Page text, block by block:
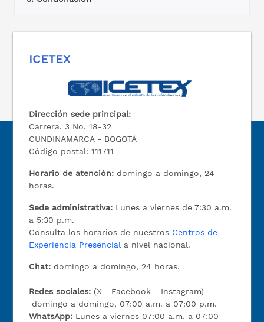
ICETEX
Dirección sede principal:
Carrera. 3 No. 18-32
CUNDINAMARCA - BOGOTÁ
Código postal: 111711
Horario de atención: domingo a domingo, 24
horas.
Sede administrativa: Lunes a viernes de 7:30 a.m.
a 5:30 p.m.
Consulta los horarios de nuestros Centros de
Experiencia Presencial a nivel nacional.
Chat: domingo a domingo, 24 horas.
Redes sociales: (X - Facebook - Instagram)
domingo a domingo, 07:00 a.m. a 07:00 p.m.
WhatsApp: Lunes a viernes 07:00 a.m. a 07:00